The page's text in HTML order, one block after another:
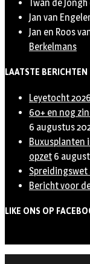
Twan de Jongh
Jan van
Jan en Roos
Berkelmans
LAATSTE BERICHTEN
Leyetocht
60+ en nog
6 augustus
Buxusplanten
opzet 6
Spreidingswet
Bericht voor
LIKE ONS OP